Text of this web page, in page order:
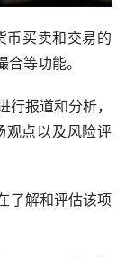
币买卖和交易的
等功能。
报道和分析，
观点以及风险评
了解和评估该项